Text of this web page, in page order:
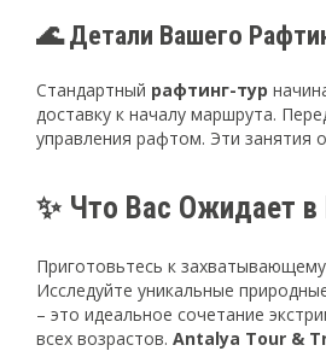
🌊 Детали Вашего
Стандартный рафтинг-тур
доставку к началу маршрута.
управления рафтом. Эти занятия
✨ Что Вас Ожидает в
Приготовьтесь к
Исследуйте уникальные
– это идеальное сочетание
всех возрастов. Antalya Tour &